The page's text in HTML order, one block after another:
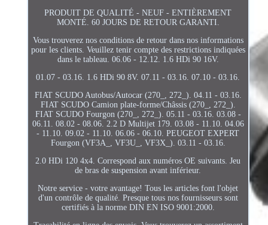
PRODUIT DE QUALITÉ - NEUF - ENTIÈREMENT
MONTÉ. 60 JOURS DE RETOUR GARANTI.
Vous trouverez nos conditions de retour dans nos informations
pour les clients. Veuillez tenir compte des restrictions indiquées
dans le tableau. 06.06 - 12.12. 1.6 HDi 90 16V.
01.07 - 03.16. 1.6 HDi 90 8V. 07.11 - 03.16. 07.10 - 03.16.
FIAT SCUDO Autobus/Autocar (270_, 272_). 04.11 - 03.16.
FIAT SCUDO Camion plate-forme/Châssis (270_, 272_).
FIAT SCUDO Fourgon (270_, 272_). 05.11 - 03.16. 03.08 -
06.11. 08.02 - 08.06. 2.2 D Multijet 179. 03.08 - 11.10. 04.06
- 11.10. 09.02 - 11.10. 06.06 - 06.10. PEUGEOT EXPERT
Fourgon (VF3A_, VF3U_, VF3X_). 03.11 - 03.16.
2.0 HDi 120 4x4. Correspond aux numéros OE suivants. Jeu
de bras de suspension avant inférieur.
Notre service - votre avantage! Tous les articles font l'objet
d'un contrôle de qualité. Presque tous nos fournisseurs sont
certifiés à la norme DIN EN ISO 9001:2000.